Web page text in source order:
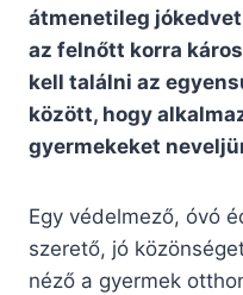
átmenetileg
az felnőtt korra
kell találni az
között, hogy
gyermekeket
Egy védelmező, óvó
szerető, jó
néző a gyermek